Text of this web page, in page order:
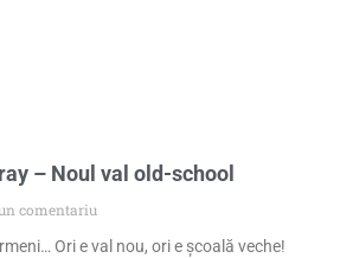
– Noul val old-school
comentariu
Ori e val nou, ori e școală veche!